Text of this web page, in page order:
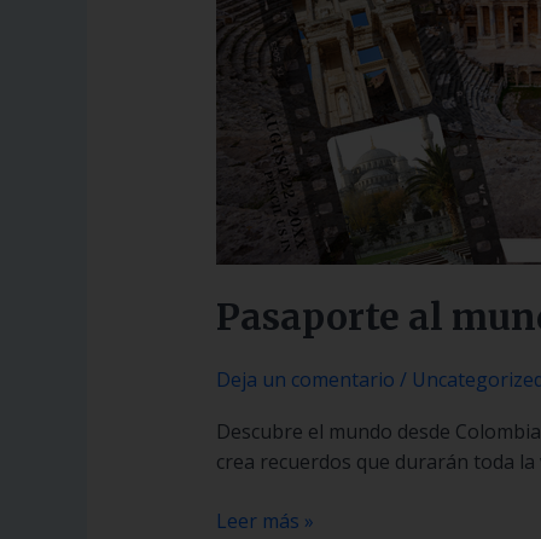
Pasaporte al
Deja un comentario /
Descubre el mundo desde
crea recuerdos que durarán toda la
Leer más »